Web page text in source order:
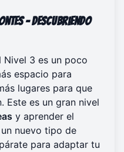
– Descubriendo
Nivel 3 es un poco
espacio para
lugares para que
Este es un gran nivel
y aprender el
nuevo tipo de
para adaptar tu